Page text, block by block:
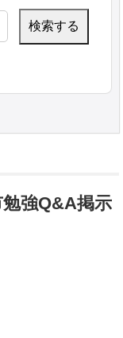
強Q&A掲示